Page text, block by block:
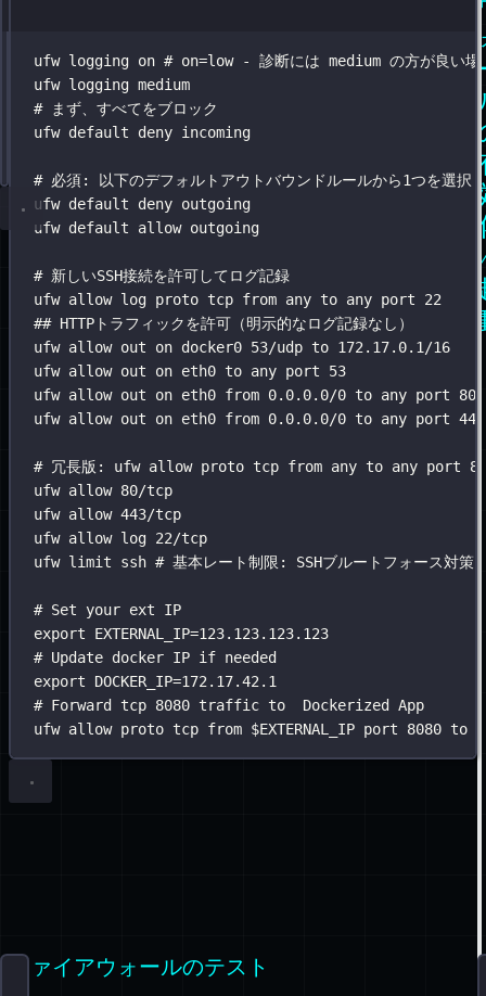
# Get your IP Addresses, simple output:
hostname --all-ip-addresses
# または ip ツールを使用する例:
(UFW)
コ
ufw logging on # on=low - 診断には medium の方が良い場
ufw logging medium
# まず、すべてをブロック
ufw default deny incoming
# 必須: 以下のデフォルトアウトバウンドルールから1つを選択:
ufw default deny outgoing
ufw default allow outgoing
# 新しいSSH接続を許可してログ記録
ufw allow log proto tcp from any to any port
22
## HTTPトラフィックを許可（明示的なログ記録なし）
ufw allow out on docker0 53/udp to 172.17.0.1/16
ufw allow out on eth0 to any port
53
ufw allow out on eth0 from 0.0.0.0/0 to any port 80
ufw allow out on eth0 from 0.0.0.0/0 to any port 443
# 冗長版: ufw allow proto tcp from any to any port
ufw allow 80/tcp
ufw allow 443/tcp
ufw allow log 22/tcp
ufw limit ssh # 基本レート制限: SSHブルートフォース対
# Set your ext IP
export
EXTERNAL_IP=123.123.123.123
# Update docker IP if needed
export
DOCKER_IP=172.17.42.1
# Forward tcp 8080 traffic to  Dockerized App
ufw allow proto tcp from $EXTERNAL_IP port 8080 to
ファイアウォールのテスト